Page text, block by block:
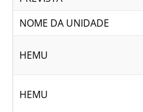
NOME DA UNIDADE
HEMU
HEMU